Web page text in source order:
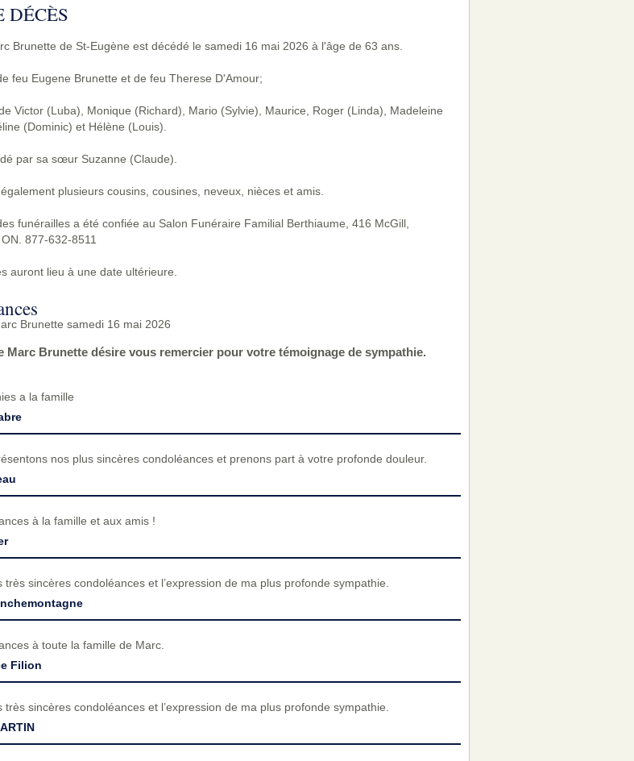
DÉCÈS
Brunette de St-Eugène est décédé le samedi 16 mai 2026 à l'âge de 63 ans.
feu Eugene Brunette et de feu Therese D'Amour;
Victor (Luba), Monique (Richard), Mario (Sylvie), Maurice, Roger (Linda), Madeleine
(Dominic) et Hélène (Louis).
par sa sœur Suzanne (Claude).
plusieurs cousins, cousines, neveux, nièces et amis.
funérailles a été confiée au Salon Funéraire Familial Berthiaume, 416 McGill,
877-632-8511
auront lieu à une date ultérieure.
Brunette samedi 16 mai 2026
Marc Brunette désire vous remercier pour votre témoignage de sympathie.
a la famille
nos plus sincères condoléances et prenons part à votre profonde douleur.
à la famille et aux amis !
très sincères condoléances et l’expression de ma plus profonde sympathie.
à toute la famille de Marc.
Filion
très sincères condoléances et l’expression de ma plus profonde sympathie.